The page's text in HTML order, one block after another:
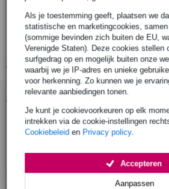
Als je toestemming geeft, plaatsen we
statistische en marketingcookies,
(sommige bevinden zich buiten de EU,
Verenigde Staten). Deze cookies stellen
surfgedrag op en mogelijk buiten onze
waarbij we je IP-adres en unieke
voor herkenning. Zo kunnen we je
relevante aanbiedingen tonen.
Je kunt je cookievoorkeuren op elk
intrekken via de cookie-instellingen
Cookiebeleid en Privacy policy.
Aanpassen
Accepteren
type: fullrange luidspreker
nominale diameter: 5 cm (2 inch)
driver_inch: 2 inch
Bekijk alle productspecificaties
Accessoires (7)